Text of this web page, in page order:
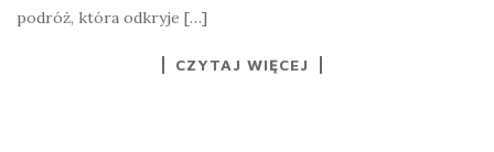
podróż, która odkryje […]
CZYTAJ WIĘCEJ